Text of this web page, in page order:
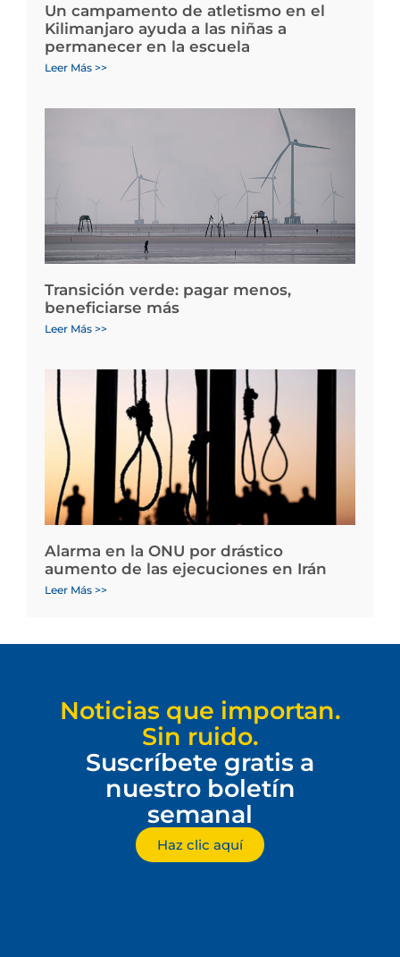
Un campamento de atletismo en el
Kilimanjaro ayuda a las niñas a
permanecer en la escuela
Leer Más >>
Transición verde: pagar menos,
beneficiarse más
Leer Más >>
Alarma en la ONU por drástico
aumento de las ejecuciones en Irán
Leer Más >>
Noticias que importan.
Sin ruido.
Suscríbete gratis a
nuestro boletín
semanal
Haz clic aquí